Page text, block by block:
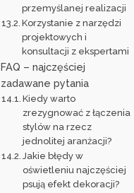
przemyślanej realizacji
Korzystanie z narzędzi
projektowych i
konsultacji z ekspertami
FAQ – najczęściej
zadawane pytania
Kiedy warto
zrezygnować z łączenia
stylów na rzecz
jednolitej aranżacji?
Jakie błędy w
oświetleniu najczęściej
psują efekt dekoracji?